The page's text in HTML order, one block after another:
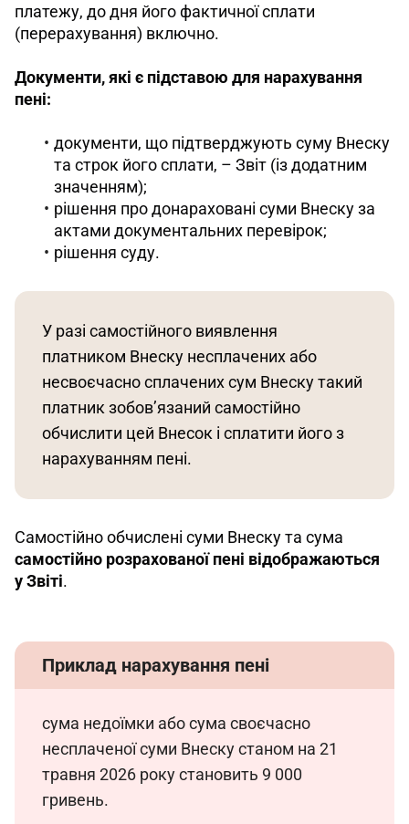
платежу, до дня його фактичної сплати
(перерахування) включно.
Документи, які є підставою для нарахування
пені:
документи, що підтверджують суму Внеску
та строк його сплати, – Звіт (із додатним
значенням);
рішення про донараховані суми Внеску за
актами документальних перевірок;
рішення суду.
У разі самостійного виявлення
платником Внеску несплачених або
несвоєчасно сплачених сум Внеску такий
платник зобов’язаний самостійно
обчислити цей Внесок і сплатити його з
нарахуванням пені.
Самостійно обчислені суми Внеску та сума
самостійно розрахованої пені відображаються
у Звіті.
Приклад нарахування пені
сума недоїмки або сума своєчасно
несплаченої суми Внеску станом на 21
травня 2026 року становить 9 000
гривень.